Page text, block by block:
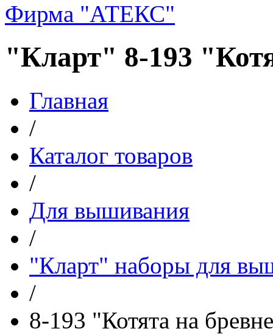
Фирма "АТЕКС"
"Кларт" 8-193
Главная
/
Каталог товаров
/
Для вышивания
/
"Кларт" наборы для
/
8-193 "Котята на